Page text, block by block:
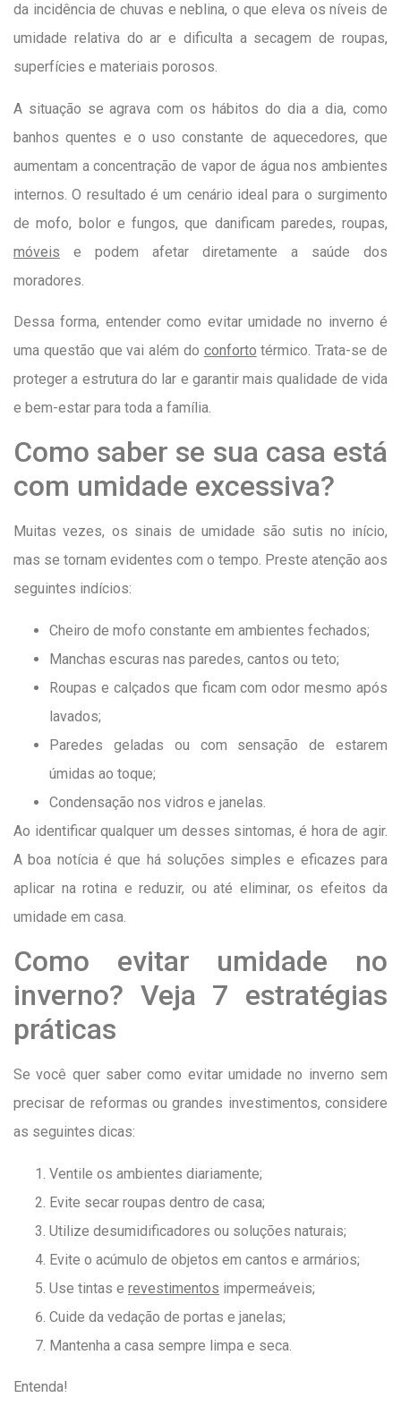
da incidência de chuvas e neblina, o que eleva os níveis de
umidade relativa do ar e dificulta a secagem de roupas,
superfícies e materiais porosos.
A situação se agrava com os hábitos do dia a dia, como
banhos quentes e o uso constante de aquecedores, que
aumentam a concentração de vapor de água nos ambientes
internos. O resultado é um cenário ideal para o surgimento
de mofo, bolor e fungos, que danificam paredes, roupas,
móveis e podem afetar diretamente a saúde dos
moradores.
Dessa forma, entender como evitar umidade no inverno é
uma questão que vai além do conforto térmico. Trata-se de
proteger a estrutura do lar e garantir mais qualidade de vida
e bem-estar para toda a família.
Como saber se sua casa está
com umidade excessiva?
Muitas vezes, os sinais de umidade são sutis no início,
mas se tornam evidentes com o tempo. Preste atenção aos
seguintes indícios:
Cheiro de mofo constante em ambientes fechados;
Manchas escuras nas paredes, cantos ou teto;
Roupas e calçados que ficam com odor mesmo após
lavados;
Paredes geladas ou com sensação de estarem
úmidas ao toque;
Condensação nos vidros e janelas.
Ao identificar qualquer um desses sintomas, é hora de agir.
A boa notícia é que há soluções simples e eficazes para
aplicar na rotina e reduzir, ou até eliminar, os efeitos da
umidade em casa.
Como evitar umidade no
inverno? Veja 7 estratégias
práticas
Se você quer saber como evitar umidade no inverno sem
precisar de reformas ou grandes investimentos, considere
as seguintes dicas:
Ventile os ambientes diariamente;
Evite secar roupas dentro de casa;
Utilize desumidificadores ou soluções naturais;
Evite o acúmulo de objetos em cantos e armários;
Use tintas e revestimentos impermeáveis;
Cuide da vedação de portas e janelas;
Mantenha a casa sempre limpa e seca.
Entenda!